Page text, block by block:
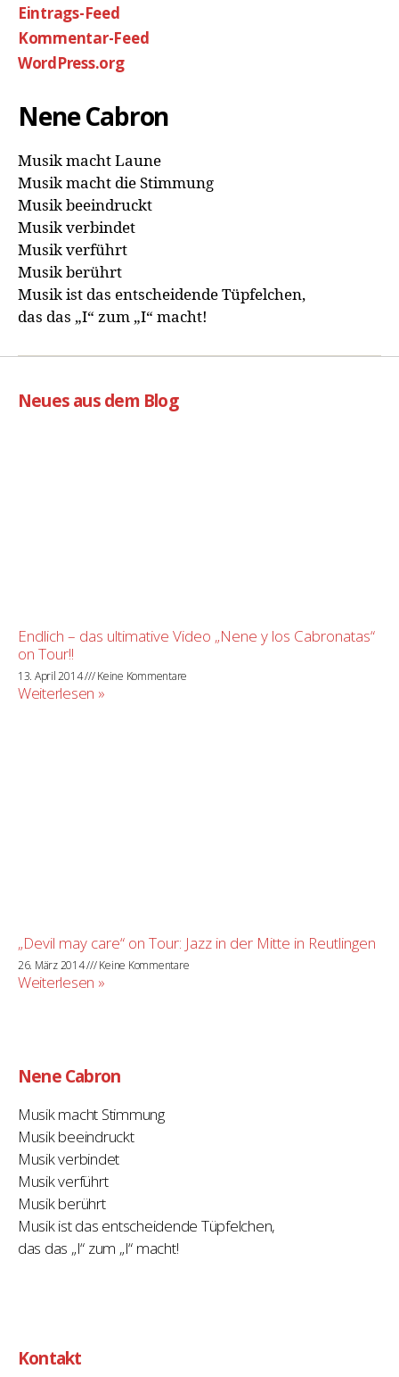
Eintrags-Feed
Kommentar-Feed
WordPress.org
Nene Cabron
Musik macht Laune
Musik macht die Stimmung
Musik beeindruckt
Musik verbindet
Musik verführt
Musik berührt
Musik ist das entscheidende Tüpfelchen,
das das „I“ zum „I“ macht!
Neues aus dem Blog
Endlich – das ultimative Video „Nene y los Cabronatas“
on Tour!!
13. April 2014 Keine Kommentare
Weiterlesen »
„Devil may care“ on Tour: Jazz in der Mitte in Reutlingen
26. März 2014 Keine Kommentare
Weiterlesen »
Nene Cabron
Musik macht Stimmung
Musik beeindruckt
Musik verbindet
Musik verführt
Musik berührt
Musik ist das entscheidende Tüpfelchen,
das das „I“ zum „I“ macht!
Kontakt